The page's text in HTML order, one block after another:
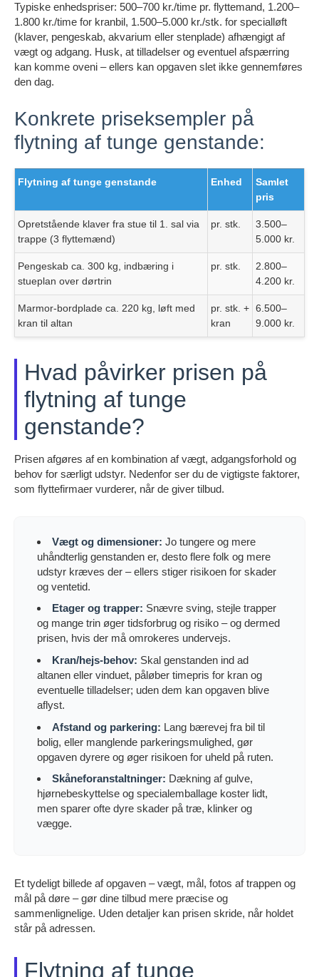
Typiske enhedspriser: 500–700 kr./time pr. flyttemand, 1.200–
1.800 kr./time for kranbil, 1.500–5.000 kr./stk. for specialløft
(klaver, pengeskab, akvarium eller stenplade) afhængigt af
vægt og adgang. Husk, at tilladelser og eventuel afspærring
kan komme oveni – ellers kan opgaven slet ikke gennemføres
den dag.
Konkrete priseksempler på
flytning af tunge genstande:
Flytning af tunge genstande Enhed
Samlet
pris
Opretstående klaver fra stue til 1. sal via
trappe (3 flyttemænd)
pr. stk.
3.500–
5.000 kr.
Pengeskab ca. 300 kg, indbæring i
stueplan over dørtrin
pr. stk.
2.800–
4.200 kr.
Marmor-bordplade ca. 220 kg, løft med
kran til altan
pr. stk. +
kran
6.500–
9.000 kr.
Hvad påvirker prisen på
flytning af tunge
genstande?
Prisen afgøres af en kombination af vægt, adgangsforhold og
behov for særligt udstyr. Nedenfor ser du de vigtigste faktorer,
som flyttefirmaer vurderer, når de giver tilbud.
Vægt og dimensioner: Jo tungere og mere
uhåndterlig genstanden er, desto flere folk og mere
udstyr kræves der – ellers stiger risikoen for skader
og ventetid.
Etager og trapper: Snævre sving, stejle trapper
og mange trin øger tidsforbrug og risiko – og dermed
prisen, hvis der må omrokeres undervejs.
Kran/hejs-behov: Skal genstanden ind ad
altanen eller vinduet, påløber timepris for kran og
eventuelle tilladelser; uden dem kan opgaven blive
aflyst.
Afstand og parkering: Lang bærevej fra bil til
bolig, eller manglende parkeringsmulighed, gør
opgaven dyrere og øger risikoen for uheld på ruten.
Skåneforanstaltninger: Dækning af gulve,
hjørnebeskyttelse og specialemballage koster lidt,
men sparer ofte dyre skader på træ, klinker og
vægge.
Et tydeligt billede af opgaven – vægt, mål, fotos af trappen og
mål på døre – gør dine tilbud mere præcise og
sammenlignelige. Uden detaljer kan prisen skride, når holdet
står på adressen.
Flytning af tunge